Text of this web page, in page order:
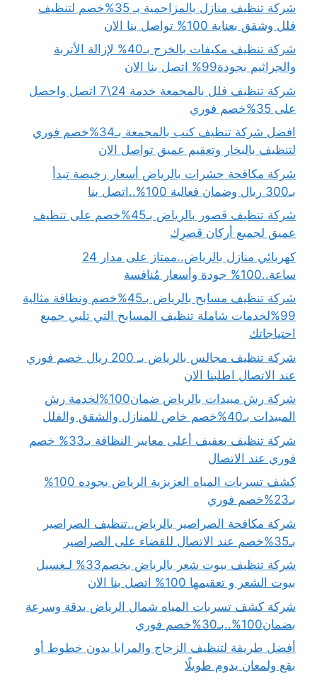
شركة تنظيف منازل بالمزاحمية بـ 35%خصم لتنظيف
فلل وشقق بعناية 100% تواصل بنا الان
شركة تنظيف مكيفات بالخرج بـ40% لإزالة الأتربة
والجراثيم بجودة99% اتصل بنا الان
شركة تنظيف فلل بالمجمعة خدمة 24\7 اتصل واحصل
على 35%خصم فوري
افضل شركة تنظيف كنب بالمجمعة بـ34%خصم فوري
لتنظيف بالبخار وتعقيم عميق تواصل الان
شركة مكافحة حشرات بالرياض أسعار رخيصة تبدأ
بـ300 ريال وضمان فعالية 100%..اتصل بنا
شركة تنظيف قصور بالرياض بـ45%خصم على تنظيف
عميق لجميع أركان قصرِك
كهربائي منازل بالرياض..ممتاز على مدار 24
ساعة..100% جودة وأسعار مُنافسة
شركة تنظيف مسابح بالرياض بـ45%خصم ونظافة مثالية
99%لخدمات شاملة تنظيف المسابح التي تلبي جميع
احتياجاتك
شركة تنظيف مجالس بالرياض بـ 200 ريال خصم فوري
عند الاتصال اطلبنا الان
شركة رش مبيدات بالرياض ضمان100%لخدمة رش
المبيدات بـ40%خصم خاص للمنازل والشقق والفلل
شركة تنظيف بعفيف أعلى معايير النظافة بـ33% خصم
فوري عند الاتصال
كشف تسربات المياه العزيزية الرياض بجوده 100%
بـ23%خصم فوري
شركة مكافحة الصراصير بالرياض..تنظيف الصراصير
بـ35%خصم عند الاتصال للقضاء على الصراصير
شركة تنظيف بيوت شعر بالرياض بخصم33% لـغسيل
بيوت الشعر و تعقيمها 100% اتصل بنا الان
شركة كشف تسربات المياه شمال الرياض بدقة وسرعة
بضمان100%..بـ30%خصم فوري
أفضل طريقة لتنظيف الزجاج والمرايا بدون خطوط أو
بقع ولمعان يدوم طويلًا